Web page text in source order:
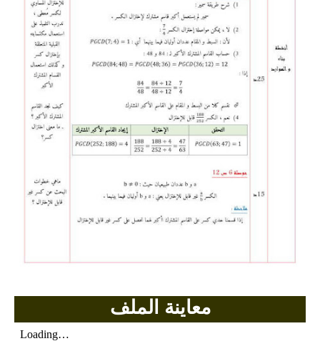
بحوث التاريخ و الجغرافيا
بحوث الفيزياء و الكيمياء
بحوث العلوم الطبيعية
بحوث اللغة الفرنسية
بحوث اللغة الانجليزية
بحوث في مجالات اخرى
معاينة الملف